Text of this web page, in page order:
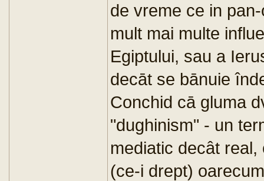
de vreme ce in
mult mai multe
Egiptului, sau a
decāt se bānuie
Conchid cā gluma
"dughinism" - un
mediatic decât
(ce-i drept)